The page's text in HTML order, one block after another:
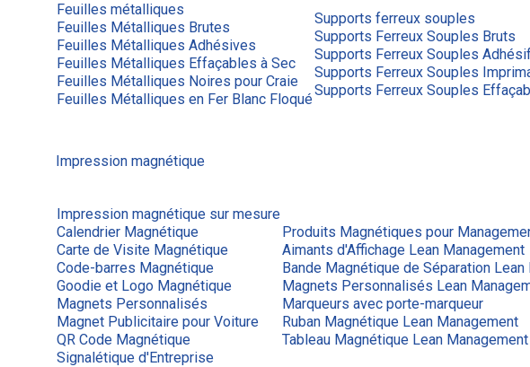
Feuilles métalliques
Feuilles Métalliques Brutes
Feuilles Métalliques Adhésives
Feuilles Métalliques Effaçables à Sec
Feuilles Métalliques Noires pour Craie
Feuilles Métalliques en Fer Blanc Floqué
Supports ferreux souples
Supports Ferreux Souples Bruts
Supports Ferreux Souples
Supports Ferreux Souples
Supports Ferreux Souples
Impression magnétique
Impression magnétique sur mesure
Calendrier Magnétique
Carte de Visite Magnétique
Code-barres Magnétique
Goodie et Logo Magnétique
Magnets Personnalisés
Magnet Publicitaire pour Voiture
QR Code Magnétique
Signalétique d'Entreprise
Produits Magnétiques pour
Aimants d'Affichage Lean Management
Bande Magnétique de Séparation Lean
Magnets Personnalisés Lean
Marqueurs avec porte-marqueur
Ruban Magnétique Lean Management
Tableau Magnétique Lean Management